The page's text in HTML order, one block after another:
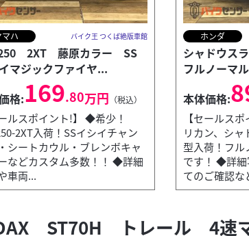
ストップ...
入荷！ご通勤・ご通学にいかがですか？？ ◆
ハ バイク王 つくば絶版車館
2XT 藤原カラー SS
マジックファイヤ...
格:169.80万円 （税込）
ールスポイント!】 ◆希少！
2XT入荷！SSイシイチャン
シートカウル・ブレンボキャ
などカスタム多数！！ ◆詳細
車両...
ホンダ
シャドウス
フルノーマ
本体価格:
【セールス
リカン、シ
型入荷！フ
です！ ◆詳細
てのご確認な
DAX ST70H トレール 4速